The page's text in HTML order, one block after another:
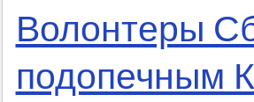
Волонтеры
подопечным